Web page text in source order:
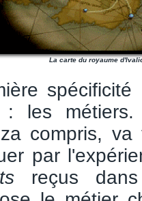
La carte du royaume
: les métiers.
compris,
par
reçus